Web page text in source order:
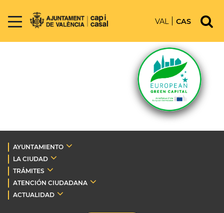
VAL CAS
AYUNTAMIENTO
LA CIUDAD
TRÁMITES
ATENCIÓN CIUDADANA
ACTUALIDAD